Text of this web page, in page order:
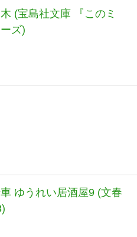
(宝島社文庫 『このミ
ズ)
ゆうれい居酒屋9 (文春